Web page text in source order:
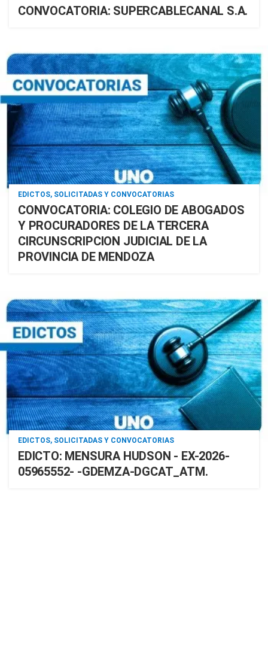
CONVOCATORIA: SUPERCABLECANAL S.A.
EDICTOS, SOLICITADAS Y CONVOCATORIAS
CONVOCATORIA: COLEGIO DE ABOGADOS
Y PROCURADORES DE LA TERCERA
CIRCUNSCRIPCION JUDICIAL DE LA
PROVINCIA DE MENDOZA
EDICTOS, SOLICITADAS Y CONVOCATORIAS
EDICTO: MENSURA HUDSON - EX-2026-
05965552- -GDEMZA-DGCAT_ATM.